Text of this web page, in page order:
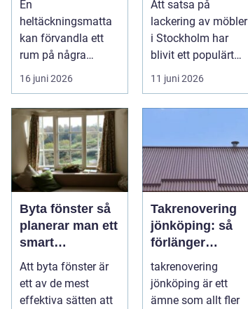
och kontor
En
heltäckningsmatta
kan förvandla ett
rum på några
timmar. Golvet blir
mjukare, ljudnivån
sjunker o...
16 juni 2026
hemmet med
professionell
möbellackering
Att satsa på
lackering av möbler
i Stockholm har
blivit ett populärt
alternativ f&ou...
11 juni 2026
Byta fönster så
planerar man ett
smart
fönsterbyte
Att byta fönster är
ett av de mest
effektiva sätten att
Takrenovering
jönköping: så
förlänger
husägare
livslängden på
sina tak
takrenovering
jönköping är ett
ämne som allt fler